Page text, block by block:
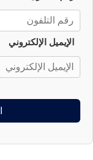
الإيميل الإلكتروني